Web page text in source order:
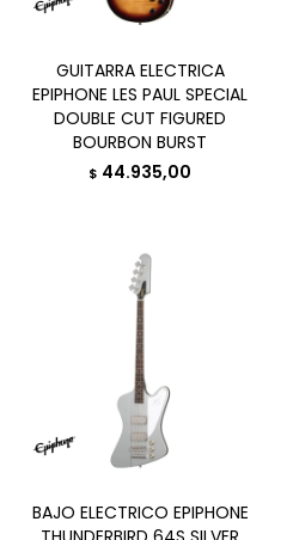
GUITARRA ELECTRICA
EPIPHONE LES PAUL SPECIAL
DOUBLE CUT FIGURED
BOURBON BURST
$ 44.935,00
BAJO ELECTRICO EPIPHONE